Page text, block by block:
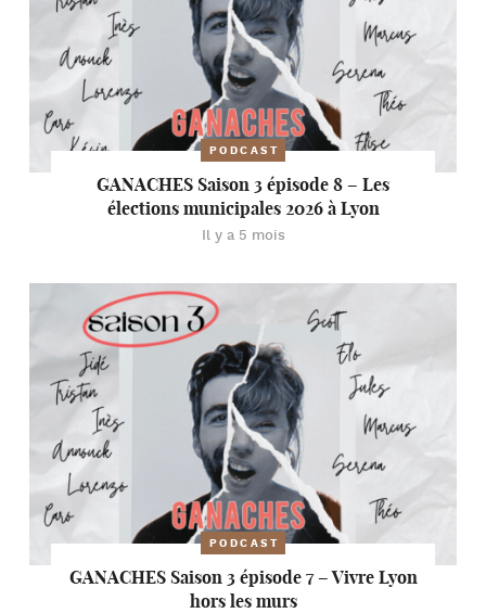
PODCAST
GANACHES Saison 3 épisode 8 – Les
élections municipales 2026 à Lyon
Il y a 5 mois
PODCAST
GANACHES Saison 3 épisode 7 – Vivre Lyon
hors les murs